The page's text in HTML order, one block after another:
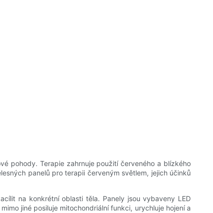
pohody. Terapie zahrnuje použití červeného a blízkého
panelů pro terapii červeným světlem, jejich účinků
na konkrétní oblasti těla. Panely jsou vybaveny LED
jiné posiluje mitochondriální funkci, urychluje hojení a